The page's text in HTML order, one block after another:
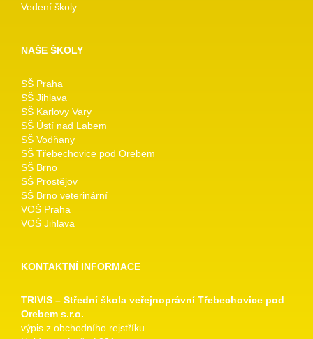
Vedení školy
NAŠE ŠKOLY
SŠ Praha
SŠ Jihlava
SŠ Karlovy Vary
SŠ Ústí nad Labem
SŠ Vodňany
SŠ Třebechovice pod Orebem
SŠ Brno
SŠ Prostějov
SŠ Brno veterinární
VOŠ Praha
VOŠ Jihlava
KONTAKTNÍ INFORMACE
TRIVIS – Střední škola veřejnoprávní Třebechovice pod
Orebem s.r.o.
výpis z obchodního rejstříku